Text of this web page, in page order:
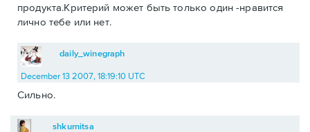
продукта.Критерий может быть только один -нравится
лично тебе или нет.
daily_winegraph
December 13 2007, 18:19:10 UTC
Сильно.
shkurnitsa